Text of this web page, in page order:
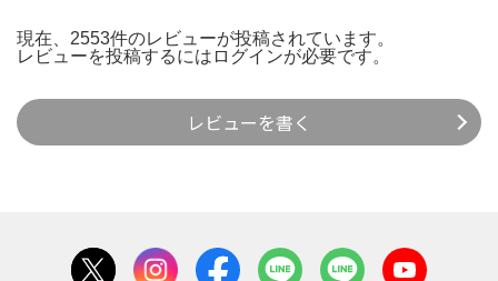
現在、2553件のレビューが投稿されています。
レビューを投稿するには ログインが必要です。
レビューを書く